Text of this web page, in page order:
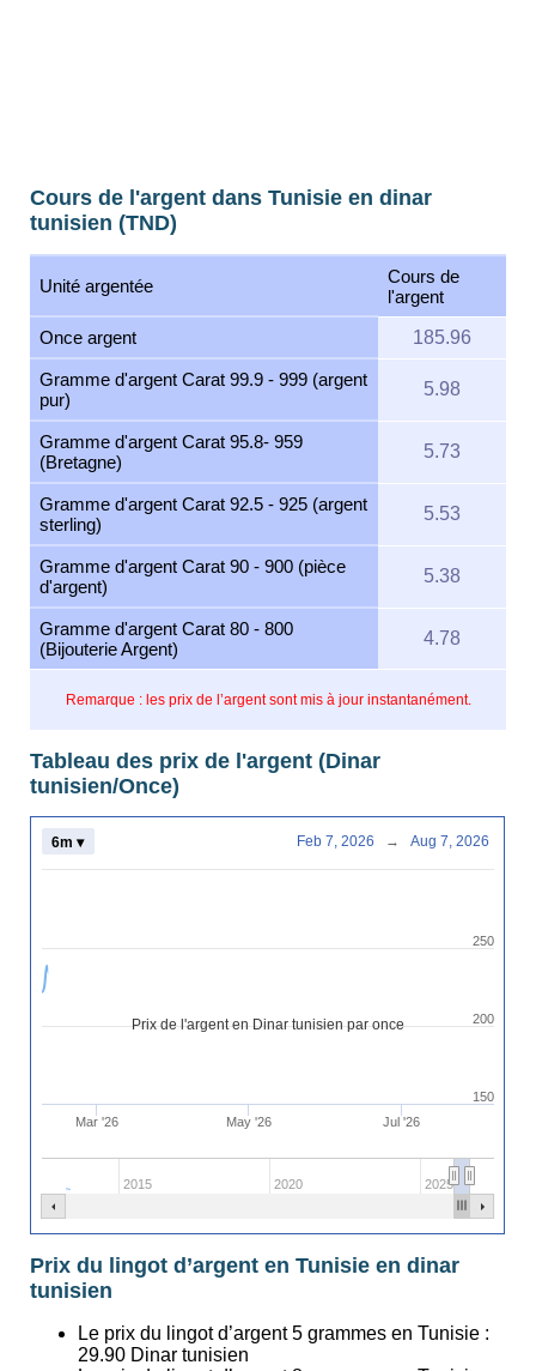
Cours de l'argent dans Tunisie en dinar
tunisien (TND)
Unité argentée
Cours de
l'argent
Remarque : les prix de l’argent sont mis à jour instantanément.
Once argent 185.96
Gramme d'argent Carat 99.9 - 999 (argent
pur)
5.98
Gramme d'argent Carat 95.8- 959
(Bretagne)
5.73
Gramme d'argent Carat 92.5 - 925 (argent
sterling)
5.53
Gramme d'argent Carat 90 - 900 (pièce
d'argent)
5.38
Gramme d'argent Carat 80 - 800
(Bijouterie Argent)
4.78
Tableau des prix de l'argent (Dinar
tunisien/Once)
Prix de l'argent en Dinar tunisien par once
Mar '26 May '26 Jul '26
2015 2020 2025
150
200
250
6m ▾ Feb 7, 2026 → Aug 7, 2026
Prix du lingot d’argent en Tunisie en dinar
tunisien
Le prix du lingot d’argent 5 grammes en Tunisie :
29.90 Dinar tunisien